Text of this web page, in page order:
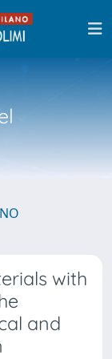
with
and